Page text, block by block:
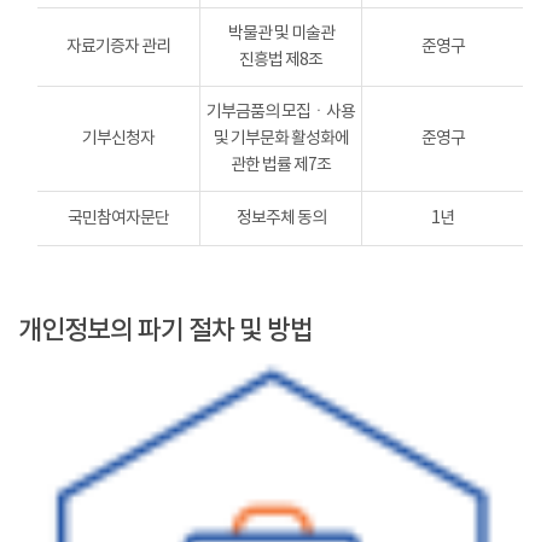
자료기증자 관리
박물관 및 미술관
진흥법 제8조
준영구
기부신청자
기부금품의 모집ㆍ사용
및 기부문화 활성화에
관한 법률 제7조
준영구
국민참여자문단 정보주체 동의 1년
개인정보의 파기 절차 및 방법